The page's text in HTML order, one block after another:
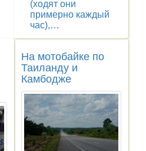
(ходят они
примерно каждый
час),…
На мотобайке по
Таиланду и
Камбодже